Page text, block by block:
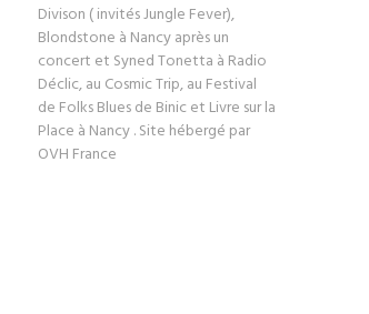
Divison ( invités Jungle Fever),
Blondstone à Nancy après un
concert et Syned Tonetta à Radio
Déclic, au Cosmic Trip, au Festival
de Folks Blues de Binic et Livre sur la
Place à Nancy . Site hébergé par
OVH France